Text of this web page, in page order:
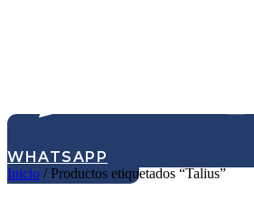
WHATSAPP
Inicio / Productos etiquetados “Talius”